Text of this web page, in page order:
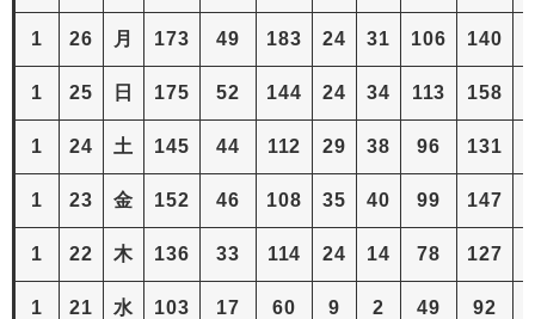
1 26 月 173 49 183 24 31 106 140
1 25 日 175 52 144 24 34 113 158
1 24 土 145 44 112 29 38 96 131
1 23 金 152 46 108 35 40 99 147
1 22 木 136 33 114 24 14 78 127
1 21 水 103 17 60 9 2 49 92